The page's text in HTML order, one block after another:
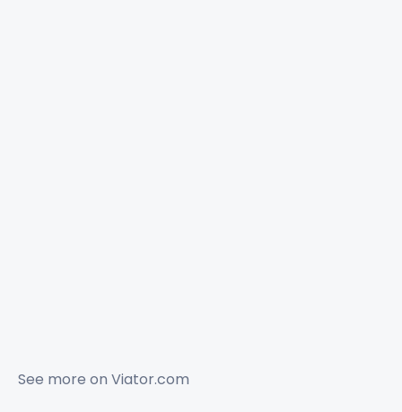
See more on Viator.com